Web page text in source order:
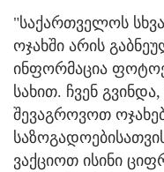
"საქართველოს
ოჯახში არის
ინფორმაცია
სახით. ჩვენ
შევაგროვოთ
ვაქციოთ ისინი